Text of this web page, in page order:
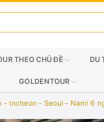
THEO CHỦ ĐỀ DU
GOLDENTOUR
- Incheon - Seoul - Nami 6